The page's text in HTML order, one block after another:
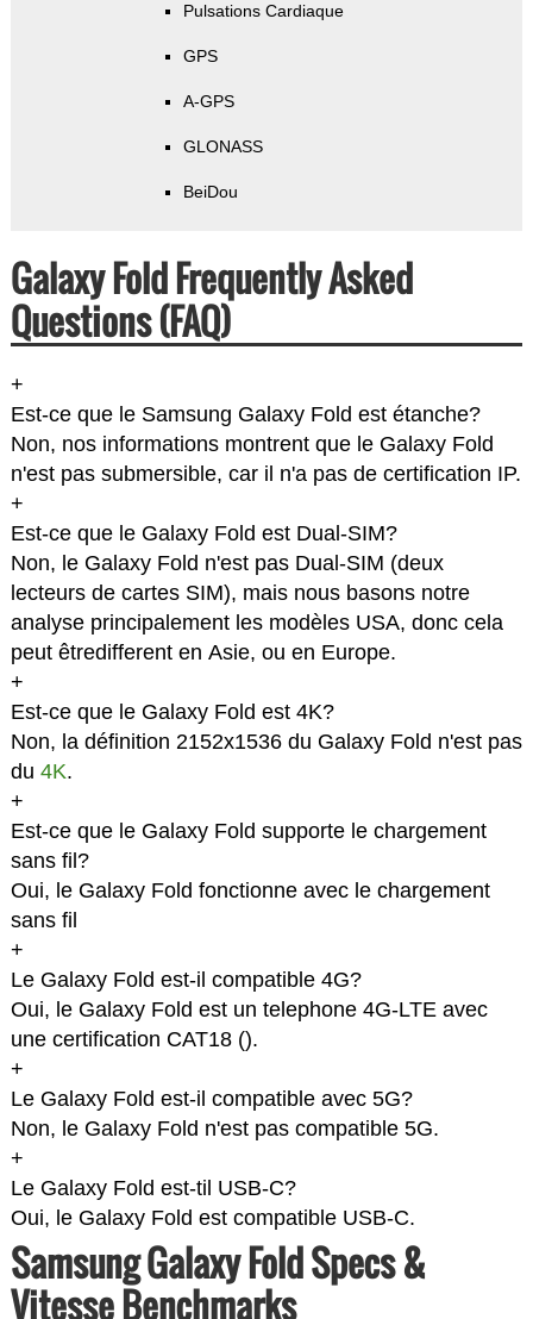
Pulsations Cardiaque
GPS
A-GPS
GLONASS
BeiDou
Galaxy Fold Frequently Asked
Questions (FAQ)
+
Est-ce que le Samsung Galaxy Fold est étanche?
Non, nos informations montrent que le Galaxy Fold
n'est pas submersible, car il n'a pas de certification IP.
+
Est-ce que le Galaxy Fold est Dual-SIM?
Non, le Galaxy Fold n'est pas Dual-SIM (deux
lecteurs de cartes SIM), mais nous basons notre
analyse principalement les modèles USA, donc cela
peut êtredifferent en Asie, ou en Europe.
+
Est-ce que le Galaxy Fold est 4K?
Non, la définition 2152x1536 du Galaxy Fold n'est pas
du 4K.
+
Est-ce que le Galaxy Fold supporte le chargement
sans fil?
Oui, le Galaxy Fold fonctionne avec le chargement
sans fil
+
Le Galaxy Fold est-il compatible 4G?
Oui, le Galaxy Fold est un telephone 4G-LTE avec
une certification CAT18 ().
+
Le Galaxy Fold est-il compatible avec 5G?
Non, le Galaxy Fold n'est pas compatible 5G.
+
Le Galaxy Fold est-til USB-C?
Oui, le Galaxy Fold est compatible USB-C.
Samsung Galaxy Fold Specs &
Vitesse Benchmarks